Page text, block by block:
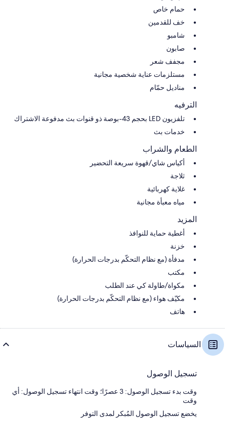
حمام خاص
خف للقدمين
شامبو
صابون
مجفف شعر
مستلزمات عناية شخصية مجانية
مناديل حمّام
الترفيه
تلفزيون LED بحجم 43-بوصة ذو قنوات بث مدفوعة الاشتراك
خدمات بث
الطعام والشراب
أكياس شاي/قهوة سريعة التحضير
ثلاجة
غلاية كهربائية
مياه معبأة مجانية
المزيد
أغطية حماية للنوافذ
خزنة
مدفأة (مع نظام التحكّم بدرجات الحرارة)
مكتب
مكواة/طاولة كي عند الطلب
مكيّف هواء (مع نظام التحكّم بدرجات الحرارة)
هاتف
السياسات
تسجيل الوصول
وقت بدء تسجيل الوصول: 3 عصرًا؛ وقت انتهاء تسجيل الوصول: أي
وقت
يخضع تسجيل الوصول المُبكر لمدى التوفر